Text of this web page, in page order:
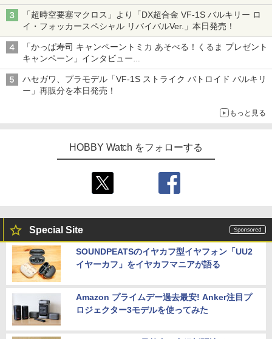
【ガンダムベース撮り下ろし】
「超時空要塞マクロス」より「DX超合金 VF-1S バルキリー ロ
イ・フォッカースペシャル リバイバルVer.」本日発売！
「かっぱ寿司 キャンペーントミカ あそべる！くるま プレゼント
キャンペーン」インタビュー
子どもが楽しめるかっぱ寿司ならではの体験とコラボの楽しさを
追求
ハセガワ、プラモデル「VF-1S ストライク バトロイド バルキリ
ー」再販分を本日発売！
もっと見る
HOBBY Watch をフォローする
Special Site
SOUNDPEATSのイヤカフ型イヤフォン「UU2
イヤーカフ」をイヤカフマニアが語る
Amazon プライムデー過去最安! Anker注目プ
ロジェクター3モデルを使ってみた